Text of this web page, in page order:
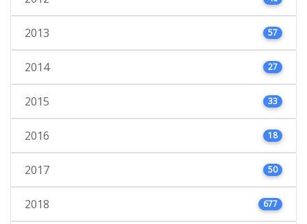
2013 57
2014 27
2015 33
2016 18
2017 50
2018 677